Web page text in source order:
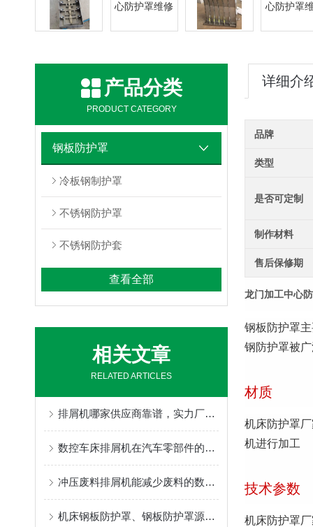
产品分类
PRODUCT CATEGORY
钢板防护罩
冷板钢制护罩
不锈钢防护罩
不锈钢防护套
查看全部
相关文章
RELATED ARTICLES
排屑机哪家供应商靠谱，实力厂家为你推荐
数控车床排屑机在汽车零部件的精密加工过程中的应用作用
冲压废料排屑机能减少废料的数量，从而降低成本
机床钢板防护罩、钢板防护罩源头工厂，全套售后保障降低设备运维成本
详细介
品牌
类型
是否可定制
制作材料
售后保修期
龙门加工中心
钢板防护罩
钢防护罩被
材质
机床防护罩
机进行加工
技术参数
机床防护罩